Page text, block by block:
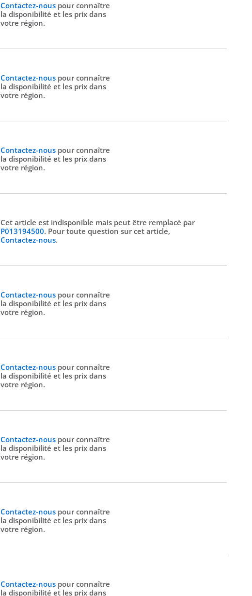
Contactez-nous pour connaître
la disponibilité et les prix dans
votre région.
Contactez-nous pour connaître
la disponibilité et les prix dans
votre région.
Contactez-nous pour connaître
la disponibilité et les prix dans
votre région.
Cet article est indisponible mais peut être remplacé par
P013194500. Pour toute question sur cet article,
Contactez-nous.
Contactez-nous pour connaître
la disponibilité et les prix dans
votre région.
Contactez-nous pour connaître
la disponibilité et les prix dans
votre région.
Contactez-nous pour connaître
la disponibilité et les prix dans
votre région.
Contactez-nous pour connaître
la disponibilité et les prix dans
votre région.
Contactez-nous pour connaître
la disponibilité et les prix dans